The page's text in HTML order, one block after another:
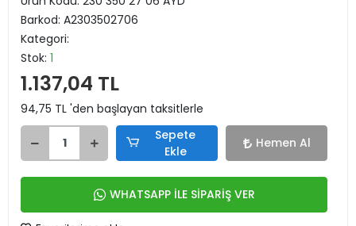
Barkod: A2303502706
Kategori:
Stok: 1
1.137,04 TL
94,75 TL 'den başlayan taksitlerle
Sepete
Ekle
Hemen Al
WHATSAPP İLE SİPARİŞ VER